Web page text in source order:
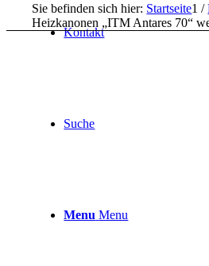
Kontakt
Suche
Menu Menu
Sie befinden sich hier: Startseite1 /
Heizkanonen „ITM Antares 70“